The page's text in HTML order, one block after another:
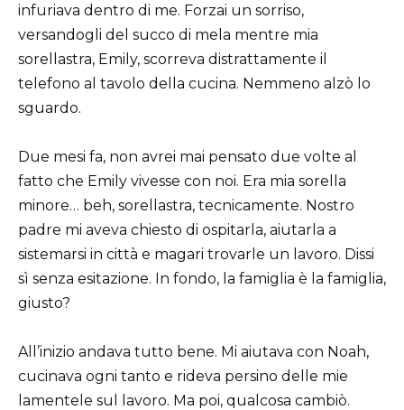
infuriava dentro di me. Forzai un sorriso,
versandogli del succo di mela mentre mia
sorellastra, Emily, scorreva distrattamente il
telefono al tavolo della cucina. Nemmeno alzò lo
sguardo.
Due mesi fa, non avrei mai pensato due volte al
fatto che Emily vivesse con noi. Era mia sorella
minore… beh, sorellastra, tecnicamente. Nostro
padre mi aveva chiesto di ospitarla, aiutarla a
sistemarsi in città e magari trovarle un lavoro. Dissi
sì senza esitazione. In fondo, la famiglia è la famiglia,
giusto?
All’inizio andava tutto bene. Mi aiutava con Noah,
cucinava ogni tanto e rideva persino delle mie
lamentele sul lavoro. Ma poi, qualcosa cambiò.